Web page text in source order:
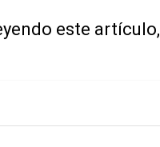
este artículo,